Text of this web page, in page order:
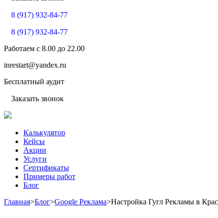
8 (917) 932-84-77
8 (917) 932-84-77
Работаем с 8.00 до 22.00
inrestart@yandex.ru
Бесплатный аудит
Заказать звонок
Калькулятор
Кейсы
Акции
Услуги
Сертификаты
Примеры работ
Блог
Главная>Блог>Google Реклама>Настройка Гугл Рекламы в